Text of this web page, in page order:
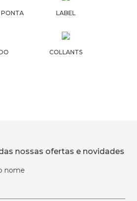
PONTA LABEL
COLLANTS
nossas ofertas e novidades
nome